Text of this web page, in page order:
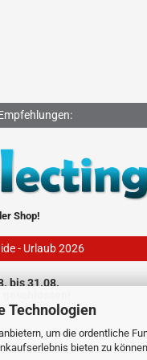
Technologien
um die ordentliche
bieten zu
Shop!
- Urlaub 2026
bis 31.08.